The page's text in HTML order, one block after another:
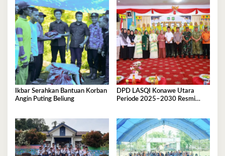
Ikbar Serahkan Bantuan Korban
Angin Puting Beliung
DPD LASQI Konawe Utara
Periode 2025–2030 Resmi